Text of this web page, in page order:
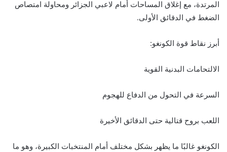
المرتدة، مع إغلاق المساحات أمام لاعبي الجزائر ومحاولة امتصاص
الضغط في الدقائق الأولى.
أبرز نقاط قوة الكونغو:
الالتحامات البدنية القوية
السرعة في التحول من الدفاع للهجوم
اللعب بروح قتالية حتى الدقائق الأخيرة
الكونغو غالبًا ما يظهر بشكل مختلف أمام المنتخبات الكبيرة، وهو ما